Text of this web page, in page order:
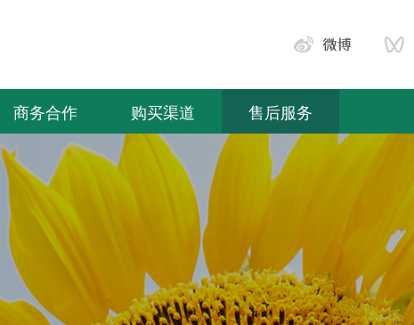
商务合作 购买渠道 售后服务